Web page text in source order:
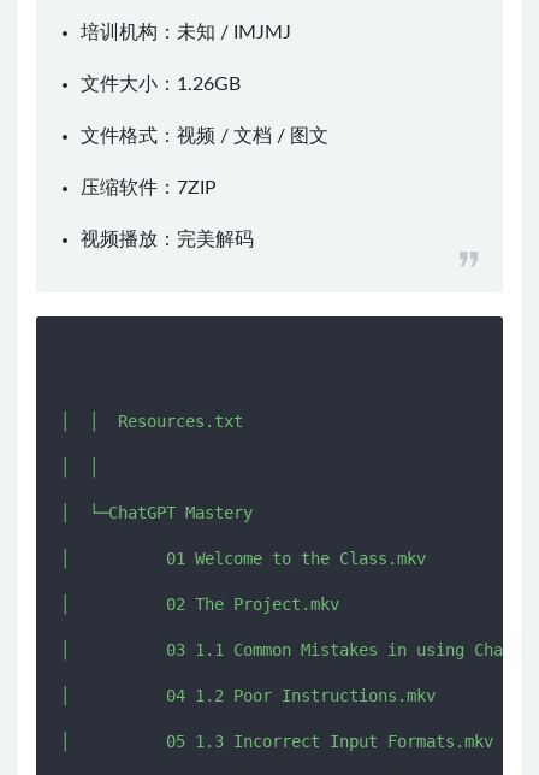
培训机构：未知 / IMJMJ
文件大小：1.26GB
文件格式：视频 / 文档 / 图文
压缩软件： 7ZIP
视频播放： 完美解码
│  │  Resources.txt
│  └─ChatGPT Mastery
│          01 Welcome to the Class.mkv
│          02 The Project.mkv
│          03 1.1 Common Mistakes in using
│          04 1.2 Poor Instructions.mkv
│          05 1.3 Incorrect Input Formats.mkv